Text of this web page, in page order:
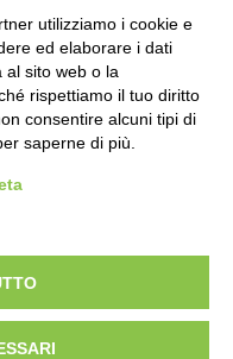
Bardonecchia
turistica
alla Festa della
al Rifugio Ciao
utilizziamo i cookie e
ed elaborare i dati
al sito web o la
rispettiamo il tuo diritto
consentire alcuni tipi di
saperne di più.